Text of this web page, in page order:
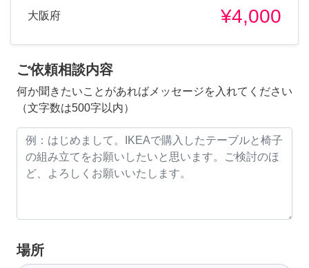
大阪府 ¥4,000
ご依頼相談内容
何か聞きたいことがあればメッセージを入れてください
（文字数は500字以内）
場所